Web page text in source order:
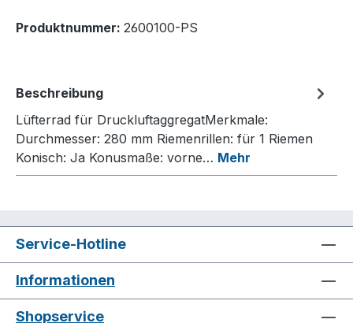
Produktnummer: 2600100-PS
Beschreibung
Lüfterrad für DruckluftaggregatMerkmale:
Durchmesser: 280 mm Riemenrillen: für 1 Riemen
Konisch: Ja Konusmaße: vorne… Mehr
Service-Hotline
Informationen
Shopservice